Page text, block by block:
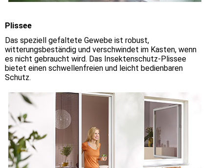
Plissee
Das speziell gefaltete Gewebe ist robust,
witterungsbeständig und verschwindet im Kasten, wenn
es nicht gebraucht wird. Das Insektenschutz-Plissee
bietet einen schwellenfreien und leicht bedienbaren
Schutz.